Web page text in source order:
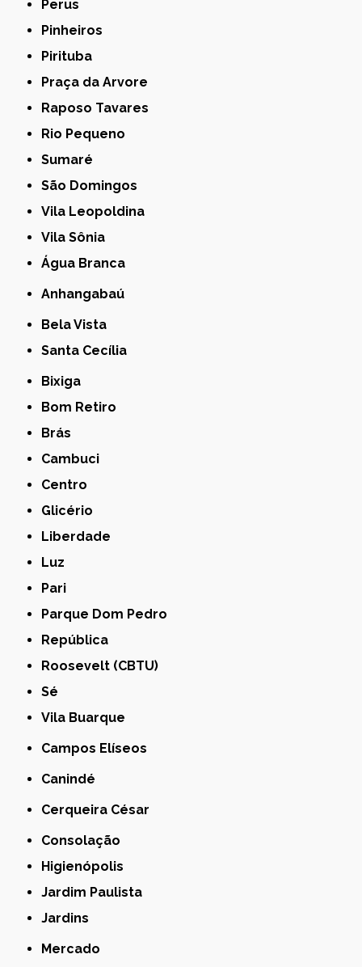
Perus
Pinheiros
Pirituba
Praça da Arvore
Raposo Tavares
Rio Pequeno
Sumaré
São Domingos
Vila Leopoldina
Vila Sônia
Água Branca
Anhangabaú
Bela Vista
Santa Cecília
Bixiga
Bom Retiro
Brás
Cambuci
Centro
Glicério
Liberdade
Luz
Pari
Parque Dom Pedro
República
Roosevelt (CBTU)
Sé
Vila Buarque
Campos Elíseos
Canindé
Cerqueira César
Consolação
Higienópolis
Jardim Paulista
Jardins
Mercado